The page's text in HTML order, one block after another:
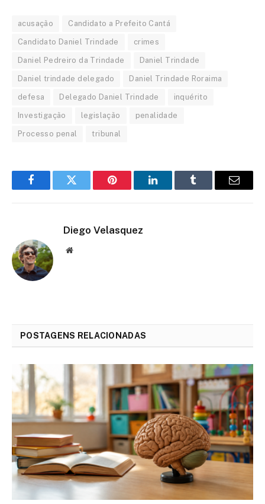
acusação Candidato a Prefeito Cantá
Candidato Daniel Trindade crimes
Daniel Pedreiro da Trindade Daniel Trindade
Daniel trindade delegado Daniel Trindade Roraima
defesa Delegado Daniel Trindade inquérito
Investigação legislação penalidade
Processo penal tribunal
FacebookTwitter Pinterest LinkedInTumblr Email
Diego Velasquez
Website
POSTAGENS RELACIONADAS